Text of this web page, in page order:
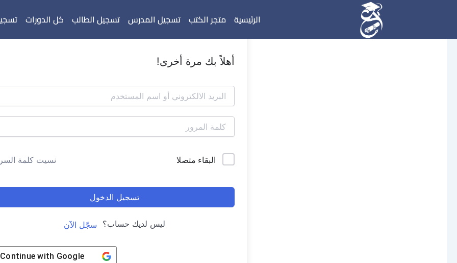
الرئيسية متجر الكتب تسجيل المدرس تسجيل الطالب كل الدورات
أهلاً بك مرة أخرى!
البقاء متصلا نسيت كلمة
تسجيل الدخول
ليس لديك حساب؟ سجّل الآن
Continue with Google